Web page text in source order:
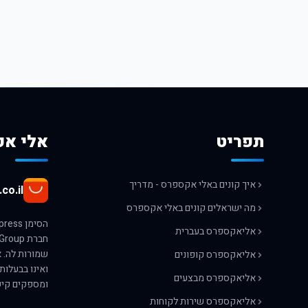
תפריט
איך קונים באלי אקספרס - מדריך
מה ישראלים קונים באלי אקספרס
אליאקספרס בעברית
אליאקספרס קופונים
אליאקספרס מבצעים
אליאקספרס שירות לקוחות
אלי
ואינו
ומספקים